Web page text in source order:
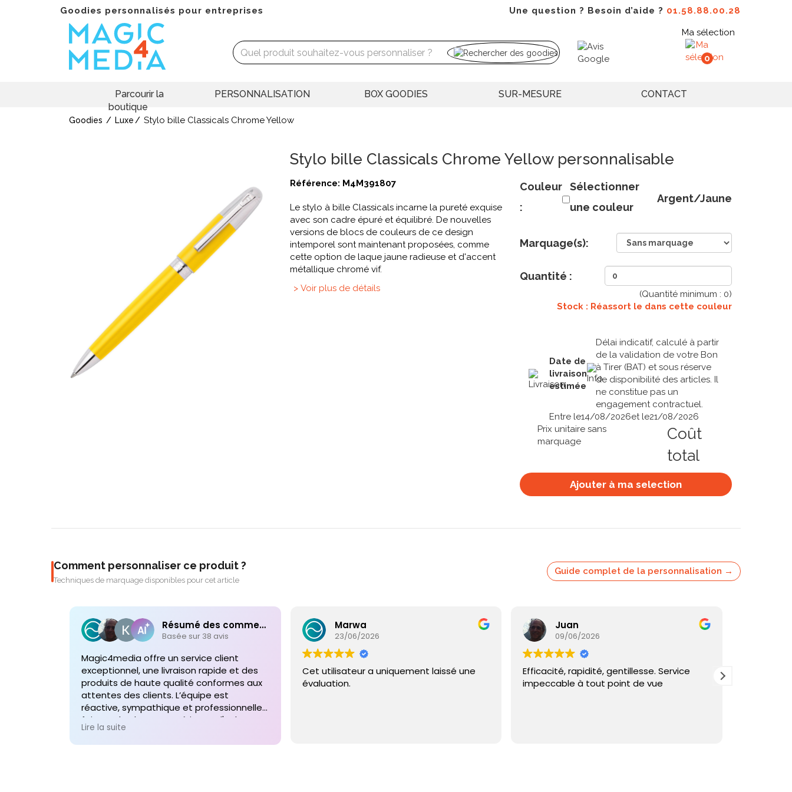
Goodies personnalisés pour entreprises Une question ? Besoin d’aide ? 01.58.88.00.28
Ma sélection
0
Parcourir la
boutique
PERSONNALISATION BOX GOODIES SUR-MESURE CONTACT
Goodies Luxe Stylo bille Classicals Chrome Yellow
Stylo bille Classicals Chrome Yellow personnalisable
Référence: M4M391807
Le stylo à bille Classicals incarne la pureté exquise
avec son cadre épuré et équilibré. De nouvelles
versions de blocs de couleurs de ce design
intemporel sont maintenant proposées, comme
cette option de laque jaune radieuse et d'accent
métallique chromé vif.
> Voir plus de détails
Couleur
:
Sélectionner
une couleur
Argent/Jaune
Marquage(s):
Quantité :
(Quantité minimum : 0)
Stock : Réassort le dans cette couleur
Date de
livraison
estimée
Délai indicatif, calculé à partir
de la validation de votre Bon
à Tirer (BAT) et sous réserve
de disponibilité des articles. Il
ne constitue pas un
engagement contractuel.
Entre le14/08/2026et le21/08/2026
Prix unitaire sans
marquage
Coût
total
Ajouter à ma selection
Comment personnaliser ce produit ?
Techniques de marquage disponibles pour cet article
Guide complet de la personnalisation →
Résumé des commentaires
Basée sur 38 avis
Magic4media offre un service client
exceptionnel, une livraison rapide et des
produits de haute qualité conformes aux
attentes des clients. L’équipe est
réactive, sympathique et professionnelle,
faisant de chaque expérience d'achat un
plaisir. Je recommande vivement leurs
services pour toute commande future de
Lire la suite
Marwa
23/06/2026
Cet utilisateur a uniquement laissé une
évaluation.
Juan
09/06/2026
Efficacité, rapidité, gentillesse. Service
impeccable à tout point de vue